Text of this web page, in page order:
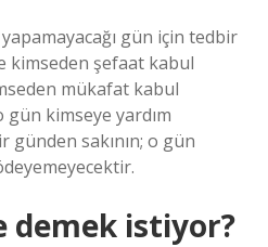
gün için tedbir
kimseden şefaat kabul
mükafat kabul
gün kimseye yardım
günden sakının; o gün
demek istiyor?